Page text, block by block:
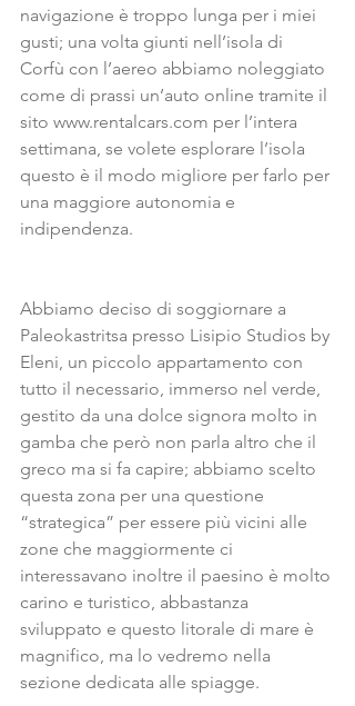
navigazione è troppo lunga per i miei
gusti; una volta giunti nell’isola di
Corfù con l’aereo abbiamo noleggiato
come di prassi un’auto online tramite il
sito www.rentalcars.com per l’intera
settimana, se volete esplorare l’isola
questo è il modo migliore per farlo per
una maggiore autonomia e
indipendenza.
Abbiamo deciso di soggiornare a
Paleokastritsa presso Lisipio Studios by
Eleni, un piccolo appartamento con
tutto il necessario, immerso nel verde,
gestito da una dolce signora molto in
gamba che però non parla altro che il
greco ma si fa capire; abbiamo scelto
questa zona per una questione
“strategica” per essere più vicini alle
zone che maggiormente ci
interessavano inoltre il paesino è molto
carino e turistico, abbastanza
sviluppato e questo litorale di mare è
magnifico, ma lo vedremo nella
sezione dedicata alle spiagge.